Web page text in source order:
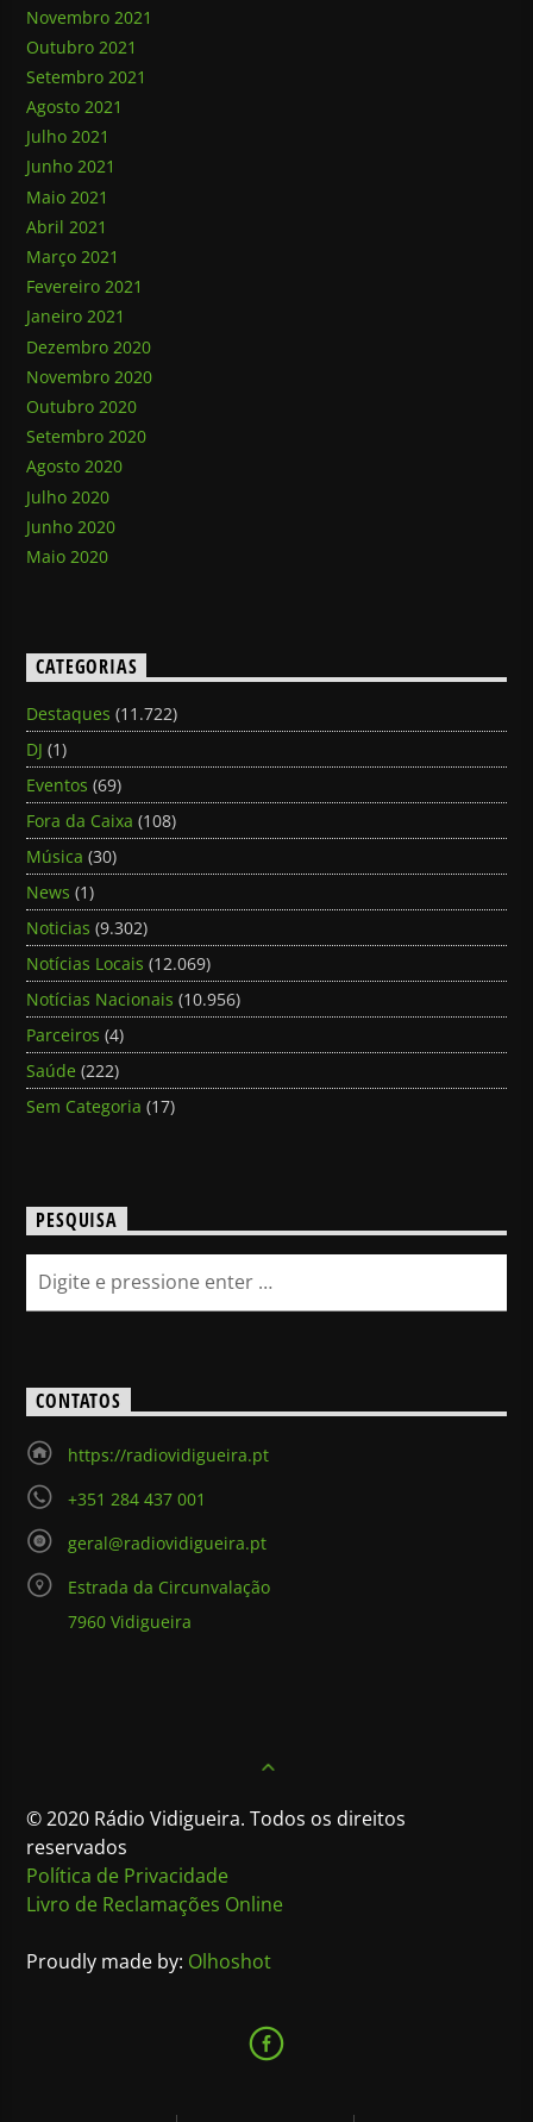
Novembro 2021
Outubro 2021
Setembro 2021
Agosto 2021
Julho 2021
Junho 2021
Maio 2021
Abril 2021
Março 2021
Fevereiro 2021
Janeiro 2021
Dezembro 2020
Novembro 2020
Outubro 2020
Setembro 2020
Agosto 2020
Julho 2020
Junho 2020
Maio 2020
CATEGORIAS
Destaques (11.722)
DJ (1)
Eventos (69)
Fora da Caixa (108)
Música (30)
News (1)
Noticias (9.302)
Notícias Locais (12.069)
Notícias Nacionais (10.956)
Parceiros (4)
Saúde (222)
Sem Categoria (17)
PESQUISA
CONTATOS
https://radiovidigueira.pt
+351 284 437 001
geral@radiovidigueira.pt
Estrada da Circunvalação
7960 Vidigueira
© 2020 Rádio Vidigueira. Todos os direitos
reservados
Política de Privacidade
Livro de Reclamações Online
Proudly made by: Olhoshot